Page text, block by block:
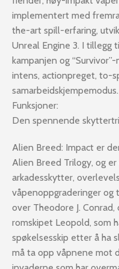
implementert med
the-art spill-erfaring,
Unreal Engine 3. I tillegg
kampanjen og
intens, actionpreget, to-
samarbeidskjempemodus.
Funksjoner:
Den spennende
Alien Breed: Impact er
Alien Breed Trilogy, og
arkadesskytter,
våpenoppgraderinger og
over Theodore J.
romskipet Leopold, som
spøkelsesskip etter å ha
må ta opp våpnene mot